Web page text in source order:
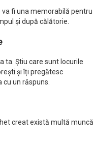
fi una memorabilă pentru
și după călătorie.
ta. Știu care sunt locurile
și îți pregătesc
un răspuns.
creat există multă muncă